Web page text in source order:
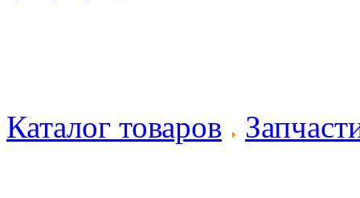
Каталог товаров